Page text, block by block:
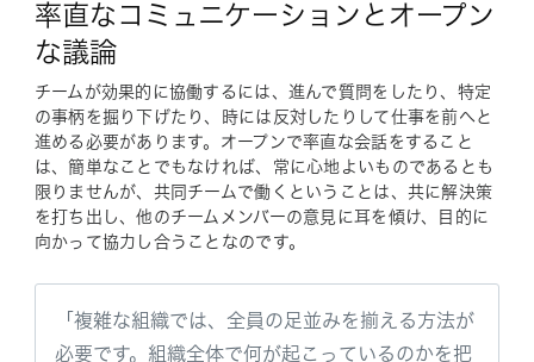
率直なコミュニケーションとオープン
な議論
チームが効果的に協働するには、進んで質問をしたり、特定
の事柄を掘り下げたり、時には反対したりして仕事を前へと
進める必要があります。オープンで率直な会話をすること
は、簡単なことでもなければ、常に心地よいものであるとも
限りませんが、共同チームで働くということは、共に解決策
を打ち出し、他のチームメンバーの意見に耳を傾け、目的に
向かって協力し合うことなのです。
「複雑な組織では、全員の足並みを揃える方法が
必要です。組織全体で何が起こっているのかを把